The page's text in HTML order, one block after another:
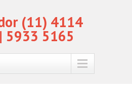
(11) 4114
5933 5165